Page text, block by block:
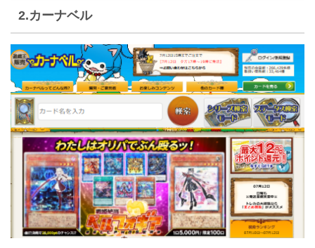
2.カーナベル